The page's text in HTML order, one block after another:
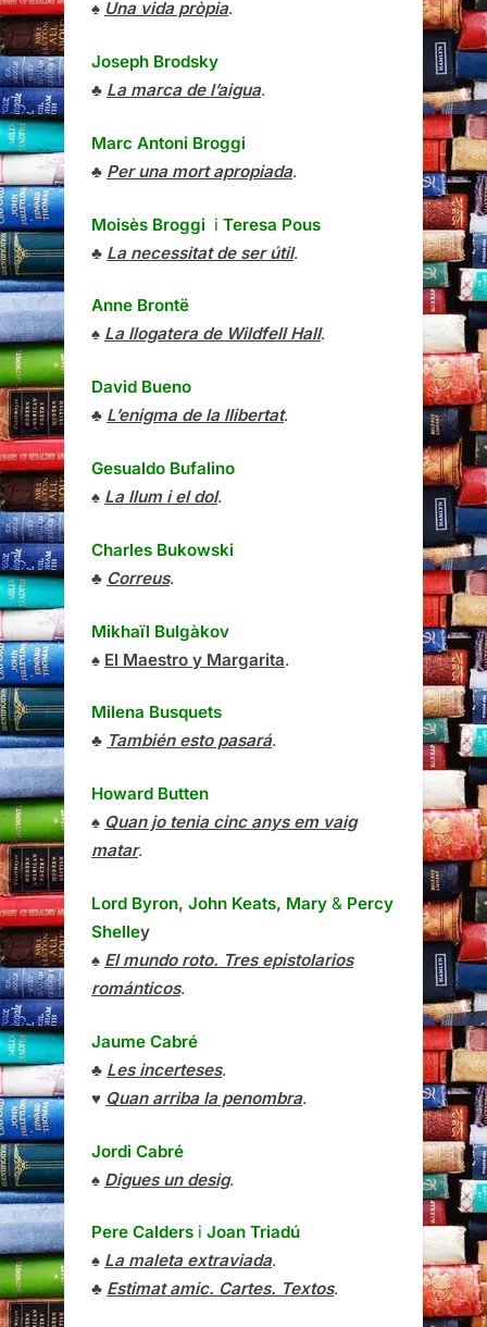
♠ Una vida pròpia.
Joseph Brodsky
♣ La marca de l’aigua.
Marc Antoni Broggi
♣ Per una mort apropiada.
Moisès Broggi i Teresa Pous
♣ La necessitat de ser útil.
Anne Brontë
♠ La llogatera de Wildfell Hall.
David Bueno
♣ L’enigma de la llibertat.
Gesualdo Bufalino
♠ La llum i el dol.
Charles Bukowski
♣ Correus.
Mikhaïl Bulgàkov
♠ El Maestro y Margarita.
Milena Busquets
♣ También esto pasará.
Howard Butten
♠ Quan jo tenia cinc anys em vaig
matar.
Lord Byron, John Keats, Mary & Percy
Shelley
♠ El mundo roto. Tres epistolarios
románticos.
Jaume Cabré
♣ Les incerteses.
♥ Quan arriba la penombra.
Jordi Cabré
♠ Digues un desig.
Pere Calders i Joan Triadú
♠ La maleta extraviada.
♣ Estimat amic. Cartes. Textos.